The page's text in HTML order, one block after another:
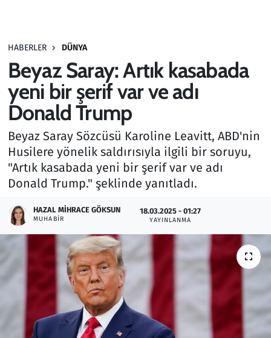
HABERLER DÜNYA
Beyaz Saray: Artık kasabada
yeni bir şerif var ve adı
Donald Trump
Beyaz Saray Sözcüsü Karoline Leavitt, ABD'nin
Husilere yönelik saldırısıyla ilgili bir soruyu,
"Artık kasabada yeni bir şerif var ve adı
Donald Trump." şeklinde yanıtladı.
HAZAL MIHRACE GÖKSUN
MUHABIR
18.03.2025 - 01:27
YAYINLANMA
Haber
Kültür Sanat
Kurumsal Haberler
Lezzet Durağı
Memur ve Kamu
Otomobil
Oyun
Ramazan
Resmi İlanlar
Rüya Tabirleri